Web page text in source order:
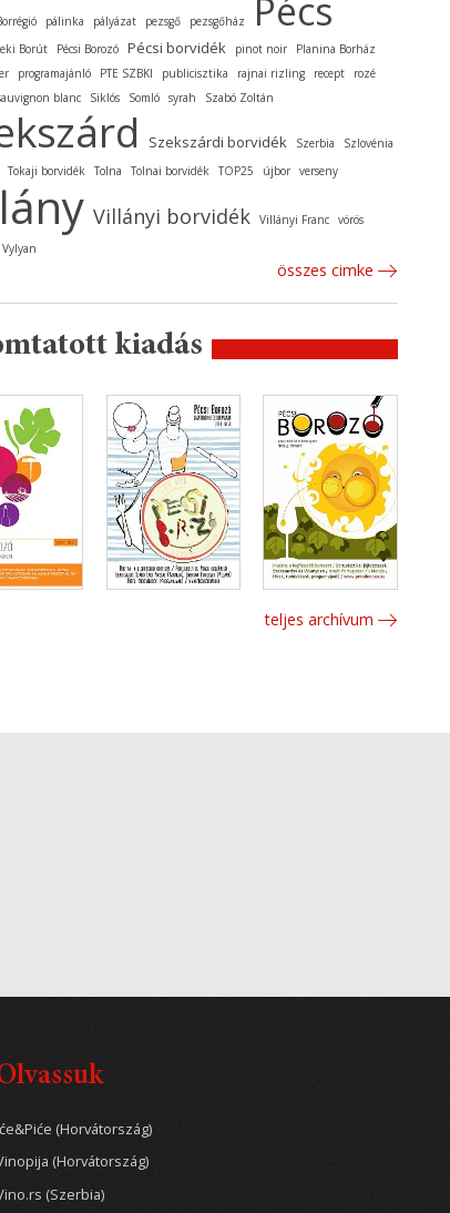
pálinka pályázat pezsgő pezsgőház Pécs
Borút Pécsi Borozó Pécsi borvidék pinot noir
Planina Borház
programajánló PTE SZBKI publicisztika rajnai rizling recept
rozé
blanc Siklós Somló syrah Szabó Zoltán
Szekszárdi borvidék Szerbia Szlovénia
Tokaji borvidék Tolna Tolnai borvidék TOP25 újbor verseny
Villányi borvidék Villányi Franc vörös
Vylyan
összes cimke
kiadás
teljes archívum
(Horvátország)
(Horvátország)
(Szerbia)